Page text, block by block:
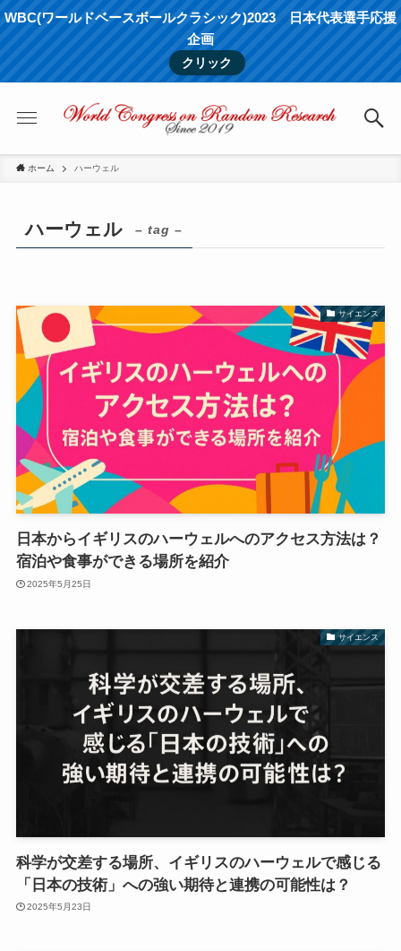
WBC(ワールドベースボールクラシック)2023 日本代表選手応援
企画
クリック
ホーム ハーウェル
ハーウェル – tag –
サイエンス
日本からイギリスのハーウェルへのアクセス方法は？
宿泊や食事ができる場所を紹介
2025年5月25日
サイエンス
科学が交差する場所、イギリスのハーウェルで感じる
「日本の技術」への強い期待と連携の可能性は？
2025年5月23日